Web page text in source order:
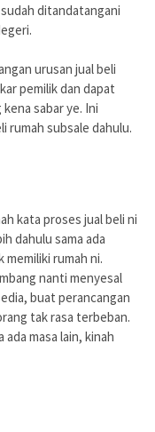
ditandatangani
urusan jual beli
pemilik dan dapat
sabar ye. Ini
rumah subsale dahulu.
kata proses jual beli ni
dahulu sama ada
rumah ni.
nanti menyesal
buat perancangan
tak rasa terbeban.
masa lain, kinah